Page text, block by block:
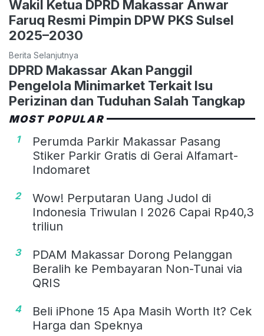
Wakil Ketua DPRD Makassar Anwar
Faruq Resmi Pimpin DPW PKS Sulsel
2025–2030
Berita Selanjutnya
DPRD Makassar Akan Panggil
Pengelola Minimarket Terkait Isu
Perizinan dan Tuduhan Salah Tangkap
MOST POPULAR
1
Perumda Parkir Makassar Pasang
Stiker Parkir Gratis di Gerai Alfamart-
Indomaret
2
Wow! Perputaran Uang Judol di
Indonesia Triwulan I 2026 Capai Rp40,3
triliun
3
PDAM Makassar Dorong Pelanggan
Beralih ke Pembayaran Non-Tunai via
QRIS
4
Beli iPhone 15 Apa Masih Worth It? Cek
Harga dan Speknya